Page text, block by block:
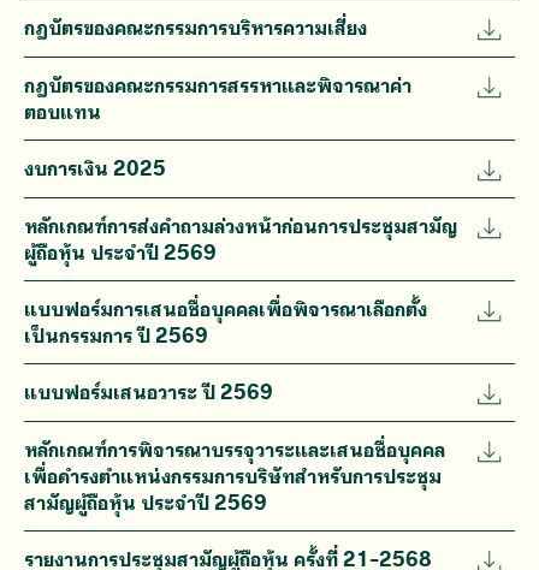
กฎบัตรของคณะกรรมการบริหารความเสี่ยง
กฎบัตรของคณะกรรมการสรรหาและพิจารณาค่า
ตอบแทน
งบการเงิน 2025
หลักเกณฑ์การส่งคำถามล่วงหน้าก่อนการประชุมสามัญ
ผู้ถือหุ้น ประจำปี 2569
แบบฟอร์มการเสนอชื่อบุคคลเพื่อพิจารณาเลือกตั้ง
เป็นกรรมการ ปี 2569
แบบฟอร์มเสนอวาระ ปี 2569
หลักเกณฑ์การพิจารณาบรรจุวาระและเสนอชื่อบุคคล
เพื่อดำรงตำแหน่งกรรมการบริษัทสำหรับการประชุม
สามัญผู้ถือหุ้น ประจำปี 2569
รายงานการประชุมสามัญผู้ถือหุ้น ครั้งที่ 21-2568